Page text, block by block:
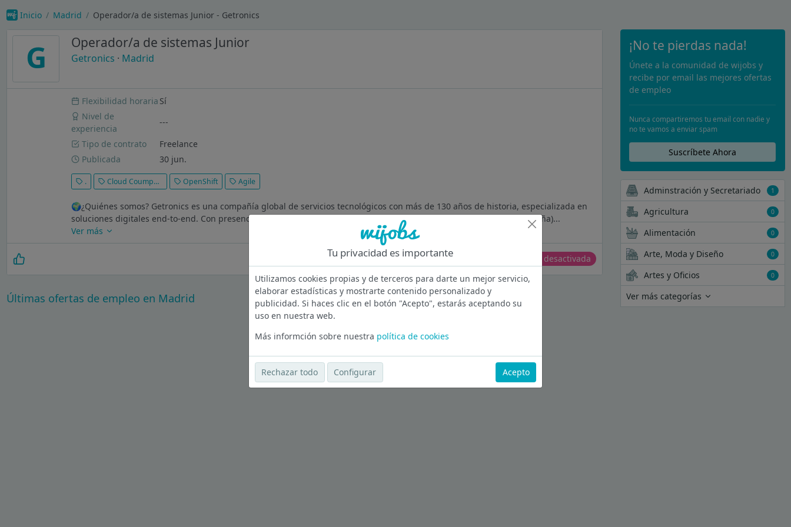
Inicio Madrid Operador/a de sistemas Junior - Getronics
G Operador/a de sistemas Junior
Getronics · Madrid
Flexibilidad horaria Sí
Nivel de
experiencia
---
Tipo de contrato
Freelance
Publicada
30 jun.
. Cloud Coumputing OpenShift Agile
🌍¿Quiénes somos? Getronics es una compañía global de servicios tecnológicos con más de 130 años de historia, especializada en
soluciones digitales end-to-end. Con presencia en 23 países y un equipo de más de 4.000 profesionales (1.800 en España)...
Ver más
Oferta desactivada
Últimas ofertas de empleo en Madrid
¡No te pierdas nada!
Únete a la comunidad de wijobs y
recibe por email las mejores ofertas
de empleo
Nunca compartiremos tu email con nadie y
no te vamos a enviar spam
Suscríbete Ahora
Adminstración y Secretariado 1
Agricultura 0
Alimentación 0
Arte, Moda y Diseño 0
Artes y Oficios 0
Ver más categorías
Tu privacidad es importante
Utilizamos cookies propias y de terceros para darte un mejor servicio,
elaborar estadísticas y mostrarte contenido personalizado y
publicidad. Si haces clic en el botón "Acepto", estarás aceptando su
uso en nuestra web.
Más informción sobre nuestra política de cookies
Rechazar todo Configurar Acepto